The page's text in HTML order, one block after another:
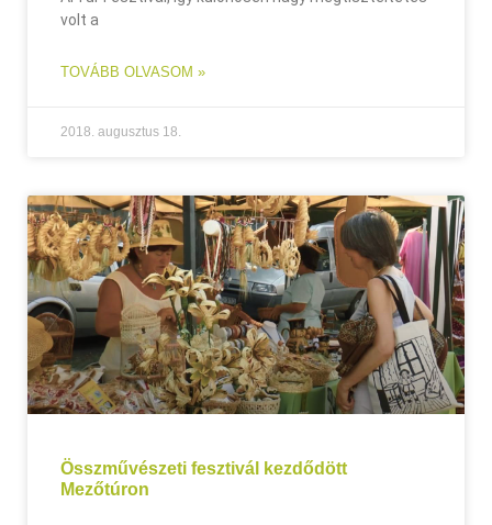
volt a
TOVÁBB OLVASOM »
2018. augusztus 18.
Összművészeti fesztivál kezdődött
Mezőtúron